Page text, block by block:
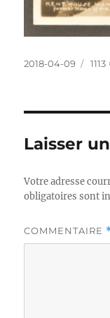
Publié
2018-04-09
Laisser
Votre adresse
obligatoires sont
COMMENTAIRE